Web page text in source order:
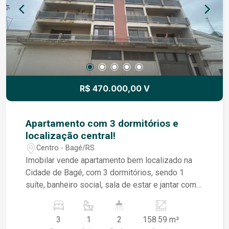
R$ 470.000,00 V
Apartamento com 3 dormitórios e
localização central!
Centro - Bagé/RS
Imobilar vende apartamento bem localizado na
Cidade de Bagé, com 3 dormitórios, sendo 1
suíte, banheiro social, sala de estar e jantar com
Apartamento com ampla sacada para a Rua
Coronel José Otávio, próximo à supermercado,
3 1 2 158.59 m²